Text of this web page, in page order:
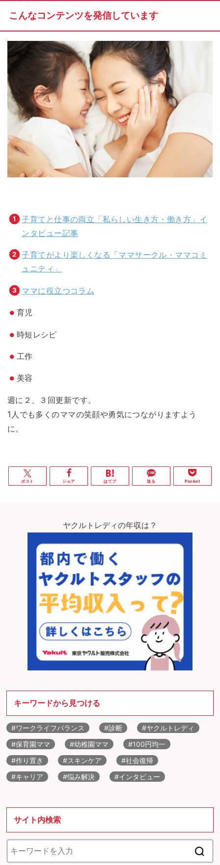
こんなコンテンツを発信しています
子育てと仕事の両立「私らしい生き方・働き方」イ
ンタビュー記事
子育てがより楽しくなる「ママサークル・ママコミ
ュニティ」
ママに役立つコラム
育児
時短レシピ
工作
美容
週に２、３回更新です。
1人でも多くのママの笑顔や勇気につながりますよう
に。
ポスト シェア はてブ 送る Pocket
ヤクルトレディの年収は？
キーワードから見つける
#ワークライフバランス #診断
#ヤクルトレディ
#保育園ママ
#幼稚園ママ
#100円均一
#作り置き
#スキンケア
#社会復帰
#キャリア
#悩み解決 #インタビュー
サイト内検索